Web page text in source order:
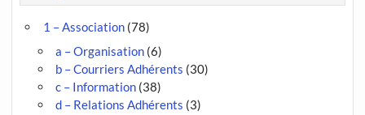
1 – Association(78)
a – Organisation(6)
b – Courriers Adhérents (30)
c – Information(38)
d – Relations Adhérents (3)